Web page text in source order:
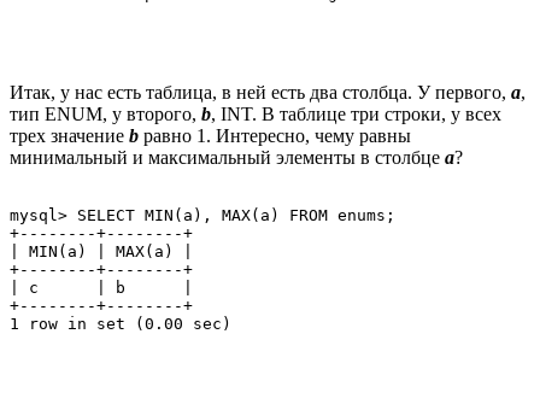
Итак, у нас есть таблица, в ней есть два столбца. У первого, a,
тип ENUM, у второго, b, INT. В таблице три строки, у всех
трех значение b равно 1. Интересно, чему равны
минимальный и максимальный элементы в столбце a?
mysql> SELECT MIN(a), MAX(a) FROM enums;
+--------+--------+
| MIN(a) | MAX(a) |
+--------+--------+
| c      | b      |
+--------+--------+